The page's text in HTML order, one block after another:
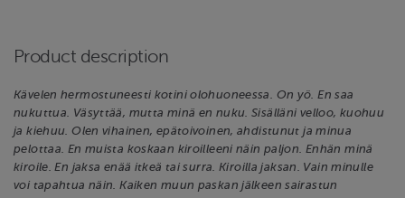
Product description
Kävelen hermostuneesti kotini olohuoneessa. On yö. En saa
nukuttua. Väsyttää, mutta minä en nuku. Sisälläni velloo, kuohuu
ja kiehuu. Olen vihainen, epätoivoinen, ahdistunut ja minua
pelottaa. En muista koskaan kiroilleeni näin paljon. Enhän minä
kiroile. En jaksa enää itkeä tai surra. Kiroilla jaksan. Vain minulle
voi tapahtua näin. Kaiken muun paskan jälkeen sairastun